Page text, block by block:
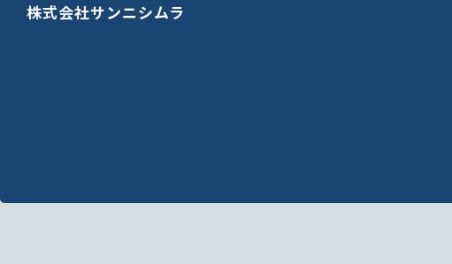
株式会社サンニシムラ